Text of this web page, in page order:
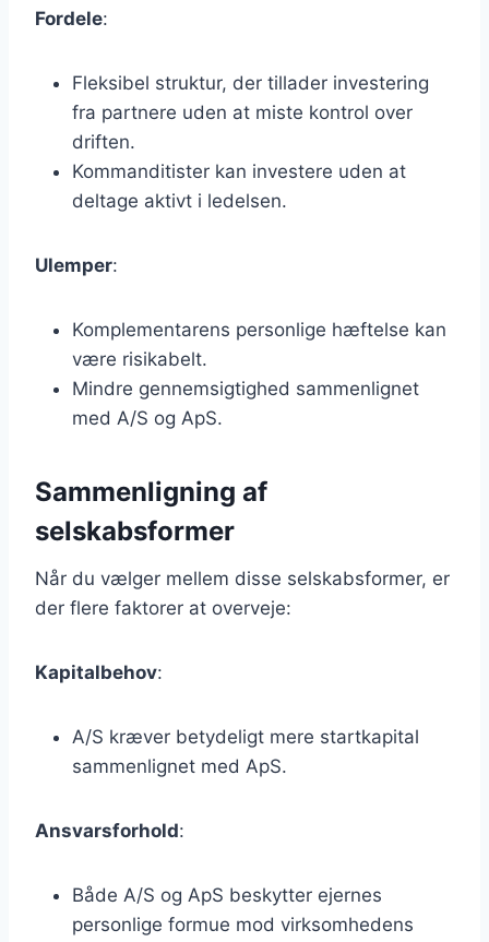
Fordele:
Fleksibel struktur, der tillader investering
fra partnere uden at miste kontrol over
driften.
Kommanditister kan investere uden at
deltage aktivt i ledelsen.
Ulemper:
Komplementarens personlige hæftelse kan
være risikabelt.
Mindre gennemsigtighed sammenlignet
med A/S og ApS.
Sammenligning af
selskabsformer
Når du vælger mellem disse selskabsformer, er
der flere faktorer at overveje:
Kapitalbehov:
A/S kræver betydeligt mere startkapital
sammenlignet med ApS.
Ansvarsforhold:
Både A/S og ApS beskytter ejernes
personlige formue mod virksomhedens